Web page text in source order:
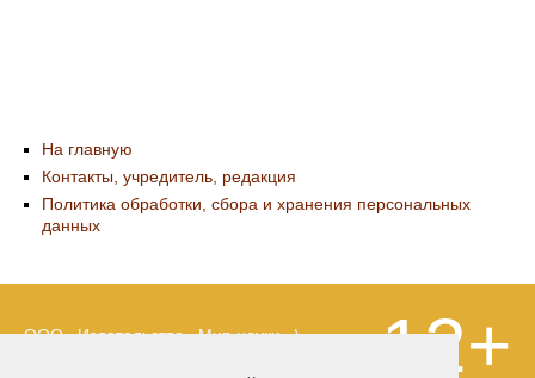
На главную
Контакты, учредитель, редакция
Политика обработки, сбора и хранения персональных
данных
ООО «Издательство «Мир науки» \
12+